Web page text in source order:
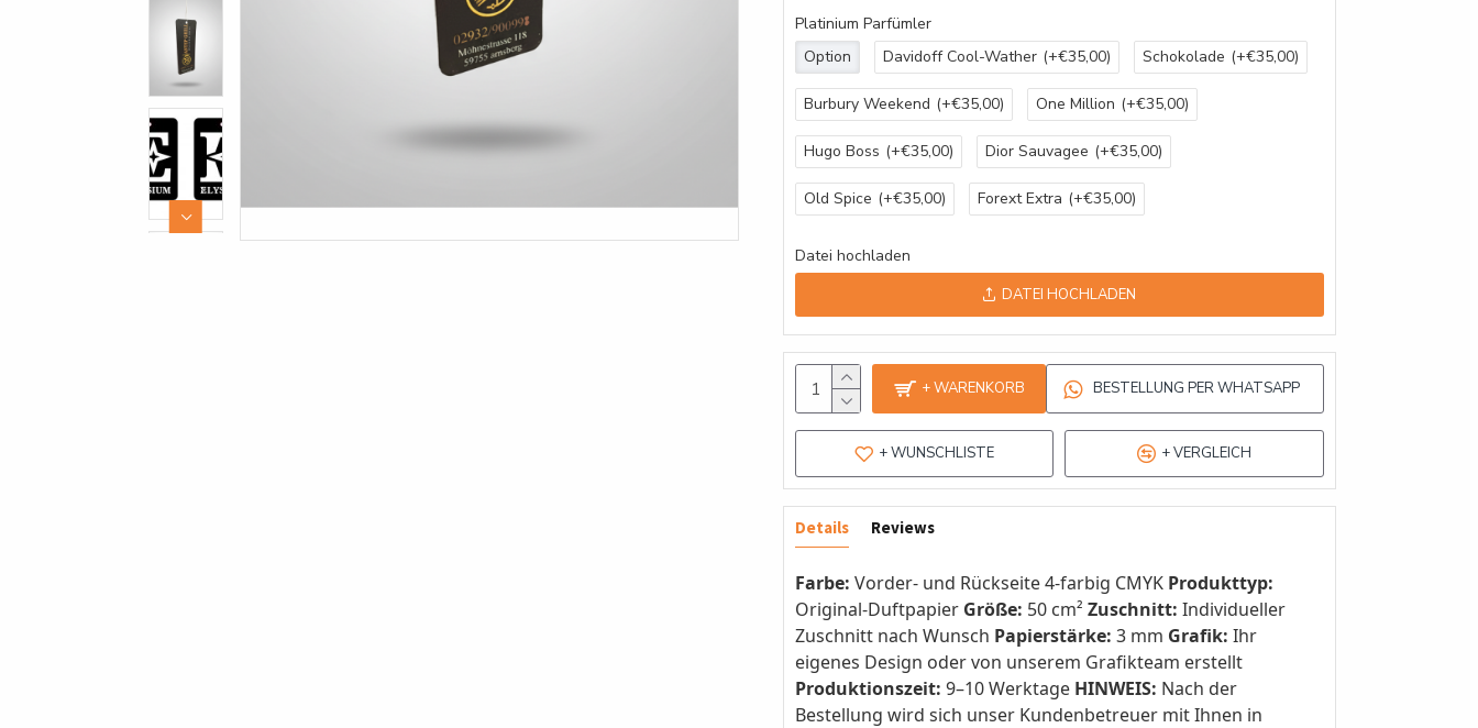
Platinium Parfümler
Option
Davidoff Cool-Wather (+€35,00) Schokolade (+€35,00)
Burbury Weekend (+€35,00) One Million (+€35,00)
Hugo Boss (+€35,00) Dior Sauvagee (+€35,00)
Old Spice (+€35,00) Forext Extra (+€35,00)
Datei hochladen
DATEI HOCHLADEN
+ WARENKORB BESTELLUNG PER WHATSAPP
+ WUNSCHLISTE + VERGLEICH
Details Reviews
Farbe: Vorder- und Rückseite 4-farbig CMYK Produkttyp:
Original-Duftpapier Größe: 50 cm² Zuschnitt: Individueller
Zuschnitt nach Wunsch Papierstärke: 3 mm Grafik: Ihr
eigenes Design oder von unserem Grafikteam erstellt
Produktionszeit: 9–10 Werktage HINWEIS: Nach der
Bestellung wird sich unser Kundenbetreuer mit Ihnen in